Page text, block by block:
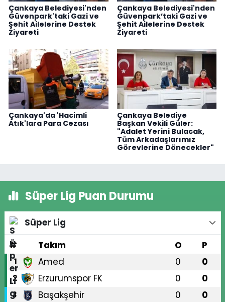
Çankaya Belediyesi'nden
Güvenpark'taki Gazi ve
Şehit Ailelerine Destek
Ziyareti
Çankaya Belediyesi'nden
Güvenpark’taki Gazi ve
Şehit Ailelerine Destek
Ziyareti
Çankaya'da 'Hacimli
Atık'lara Para Cezası
Çankaya Belediye
Başkan Vekili Güler:
"Adalet Yerini Bulacak,
Tüm Arkadaşlarımız
Görevlerine Dönecekler"
Süper Lig Puan Durumu
Süper Lig
#
Takım O P
1 Amed 0 0
2 Erzurumspor FK 0 0
3 Başakşehir 0 0